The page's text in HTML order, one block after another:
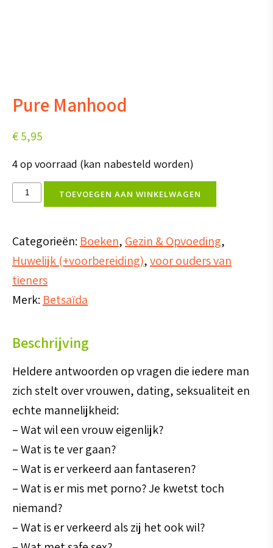
Pure Manhood
€5,95
4 op voorraad (kan nabesteld worden)
Pure
Manhood
TOEVOEGEN AAN WINKELWAGEN
Categorieën: Boeken, Gezin & Opvoeding,
Huwelijk (+voorbereiding),voor ouders van
tieners
Merk: Betsaïda
Beschrijving
Heldere antwoorden op vragen die iedere man
zich stelt over vrouwen, dating, seksualiteit en
echte mannelijkheid:
– Wat wil een vrouw eigenlijk?
– Wat is te ver gaan?
– Wat is er verkeerd aan fantaseren?
– Wat is er mis met porno? Je kwetst toch
niemand?
– Wat is er verkeerd als zij het ook wil?